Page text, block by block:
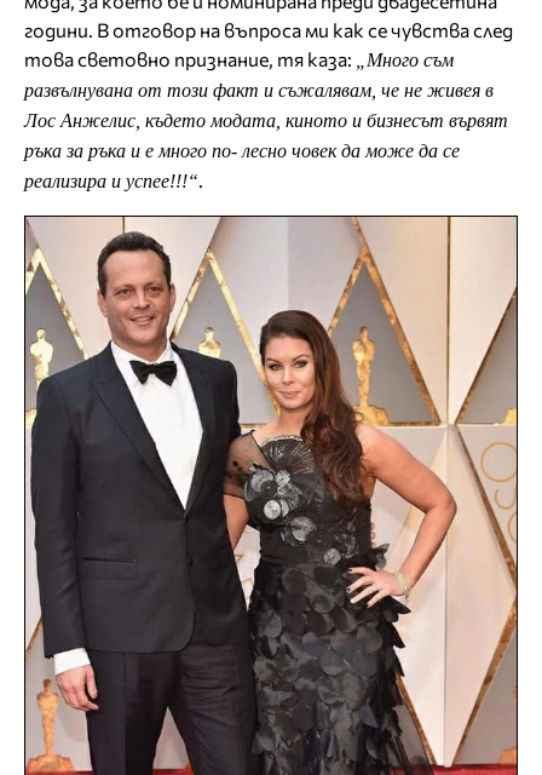
години. В отговор на въпроса ми как се чувства след
това световно признание, тя каза:
„Много съм
развълнувана от този факт и съжалявам, че не живея в
Лос Анжелис, където модата, киното и бизнесът вървят
ръка за ръка и е много по- лесно човек да може да се
реализира и успее!!!“.